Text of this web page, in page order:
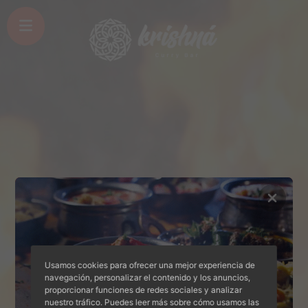
Usamos cookies para ofrecer una mejor experiencia de
navegación, personalizar el contenido y los anuncios,
proporcionar funciones de redes sociales y analizar
nuestro tráfico. Puedes leer más sobre cómo usamos las